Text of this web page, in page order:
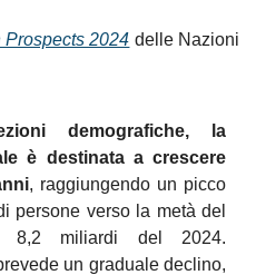
2024 delle Nazioni
demografiche, la
è destinata a crescere
, raggiungendo un picco
persone verso la metà del
8,2 miliardi del 2024.
un graduale declino,